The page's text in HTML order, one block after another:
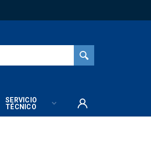
SERVICIO
TÉCNICO